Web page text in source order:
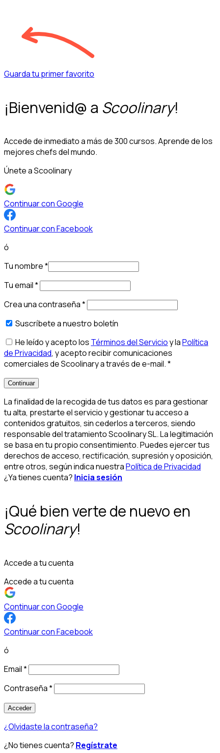
Guarda tu primer favorito
¡Bienvenid@ a Scoolinary!
Accede de inmediato a más de 300 cursos. Aprende de los
mejores chefs del mundo.
Únete a Scoolinary
Continuar con Google
Continuar con Facebook
ó
Tu nombre*
Tu email*
Crea una contraseña*
Suscríbete a nuestro boletín
He leído y acepto los Términos del Servicioy laPolítica
de Privacidad, y acepto recibir comunicaciones
comerciales de Scoolinary a través de e-mail.*
Continuar
La finalidad de la recogida de tus datos es para gestionar
tu alta, prestarte el servicio y gestionar tu acceso a
contenidos gratuitos, sin cederlos a terceros, siendo
responsable del tratamiento Scoolinary SL. La legitimación
se basa en tu propio consentimiento. Puedes ejercer tus
derechos de acceso, rectificación, supresión y oposición,
entre otros, según indica nuestraPolítica de Privacidad
¿Ya tienes cuenta? Inicia sesión
¡Qué bien verte de nuevo en
Scoolinary!
Accede a tu cuenta
Accede a tu cuenta
Continuar con Google
Continuar con Facebook
ó
Email*
Contraseña*
Acceder
¿Olvidaste la contraseña?
¿No tienes cuenta? Regístrate